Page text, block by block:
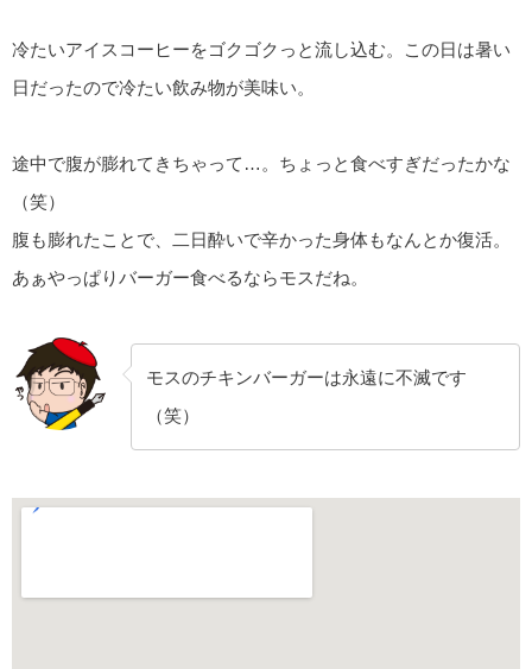
冷たいアイスコーヒーをゴクゴクっと流し込む。この日は暑い
日だったので冷たい飲み物が美味い。
途中で腹が膨れてきちゃって…。ちょっと食べすぎだったかな
（笑）
腹も膨れたことで、二日酔いで辛かった身体もなんとか復活。
あぁやっぱりバーガー食べるならモスだね。
モスのチキンバーガーは永遠に不滅です
（笑）